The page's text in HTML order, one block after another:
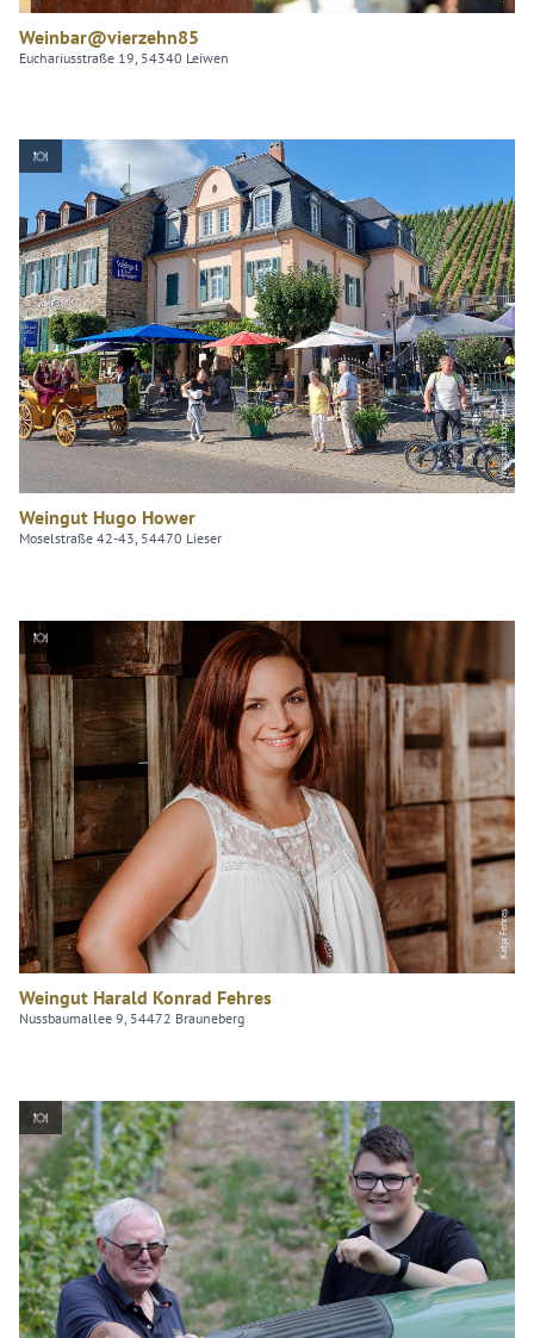
Weinbar@vierzehn85
Euchariusstraße 19, 54340 Leiwen
Weingut Hugo Hower
Weingut Hugo Hower
Moselstraße 42-43, 54470 Lieser
Katja Fehres
Weingut Harald Konrad Fehres
Nussbaumallee 9, 54472 Brauneberg